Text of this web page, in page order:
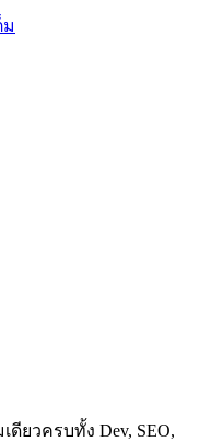
ม
ดียวครบทั้ง Dev, SEO,